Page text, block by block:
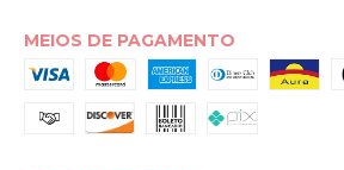
MEIOS DE PAGAMENTO